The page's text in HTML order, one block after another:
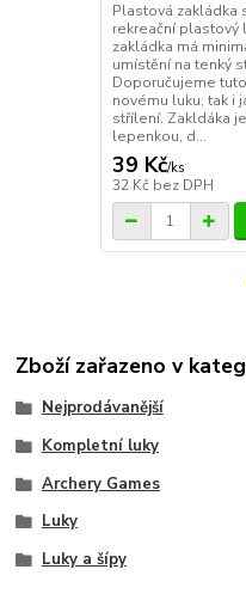
Plastová zakládka
rekreační plastový
zakládka má
umístění na tenký
Doporučujeme
novému luku, tak i
střílení. Zakldáka
lepenkou, d...
39 Kč/ks
32 Kč bez DPH
Zboží zařazeno v
Nejprodávanější
Kompletní luky
Archery Games
Luky
Luky a šípy